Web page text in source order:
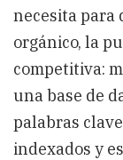
necesita para
orgánico, la
competitiva:
una base de
palabras
indexados y